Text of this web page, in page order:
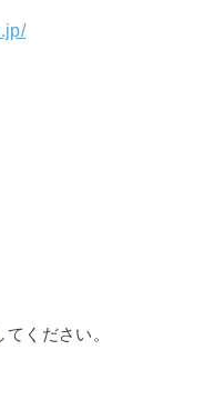
てください。